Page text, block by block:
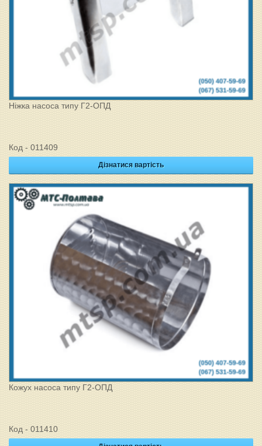
Ніжка насоса типу Г2-ОПД
Код - 011409
Дізнатися вартість
Кожух насоса типу Г2-ОПД
Код - 011410